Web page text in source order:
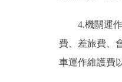
4.機關運
費、差旅費、
車運作維護費